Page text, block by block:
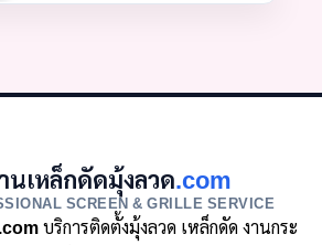
นเหล็กดัดมุ้งลวด.com
SCREEN & GRILLE SERVICE
บริการติดตั้งมุ้งลวด เหล็กดัด งานกระ